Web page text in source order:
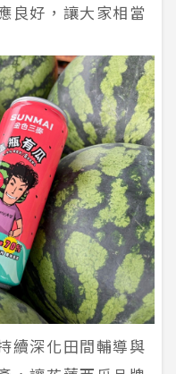
良好，讓大家相當
續深化田間輔導與